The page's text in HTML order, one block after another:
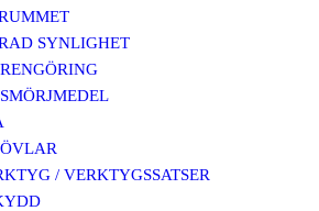
SYNLIGHET
/ VERKTYGSSATSER